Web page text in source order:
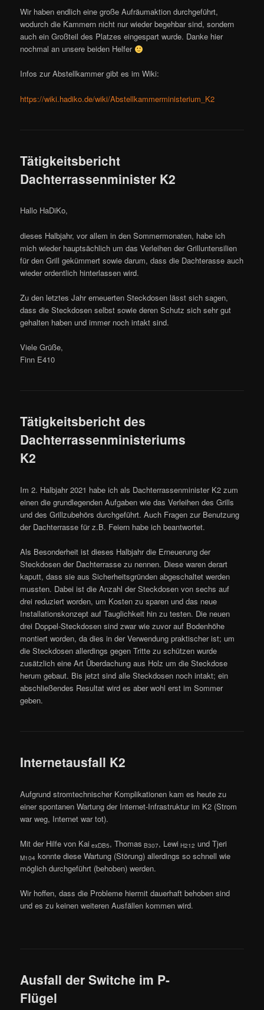
Wir haben endlich eine große Aufräumaktion durchgeführt,
wodurch die Kammern nicht nur wieder begehbar sind, sondern
auch ein Großteil des Platzes eingespart wurde. Danke hier
nochmal an unsere beiden Helfer
Infos zur Abstellkammer gibt es im Wiki:
https://wiki.hadiko.de/wiki/Abstellkammerministerium_K2
Tätigkeitsbericht
Dachterrassenminister K2
Hallo HaDiKo,
dieses Halbjahr, vor allem in den Sommermonaten, habe ich
mich wieder hauptsächlich um das Verleihen der Grilluntensilien
für den Grill gekümmert sowie darum, dass die Dachterasse auch
wieder ordentlich hinterlassen wird.
Zu den letztes Jahr erneuerten Steckdosen lässt sich sagen,
dass die Steckdosen selbst sowie deren Schutz sich sehr gut
gehalten haben und immer noch intakt sind.
Viele Grüße,
Finn E410
Tätigkeitsbericht des
Dachterrassenministeriums
K2
Im 2. Halbjahr 2021 habe ich als Dachterrassenminister K2 zum
einen die grundlegenden Aufgaben wie das Verleihen des Grills
und des Grillzubehörs durchgeführt. Auch Fragen zur Benutzung
der Dachterrasse für z.B. Feiern habe ich beantwortet.
Als Besonderheit ist dieses Halbjahr die Erneuerung der
Steckdosen der Dachterrasse zu nennen. Diese waren derart
kaputt, dass sie aus Sicherheitsgründen abgeschaltet werden
mussten. Dabei ist die Anzahl der Steckdosen von sechs auf
drei reduziert worden, um Kosten zu sparen und das neue
Installationskonzept auf Tauglichkeit hin zu testen. Die neuen
drei Doppel-Steckdosen sind zwar wie zuvor auf Bodenhöhe
montiert worden, da dies in der Verwendung praktischer ist; um
die Steckdosen allerdings gegen Tritte zu schützen wurde
zusätzlich eine Art Überdachung aus Holz um die Steckdose
herum gebaut. Bis jetzt sind alle Steckdosen noch intakt; ein
abschließendes Resultat wird es aber wohl erst im Sommer
geben.
Internetausfall K2
Aufgrund stromtechnischer Komplikationen kam es heute zu
einer spontanen Wartung der Internet-Infrastruktur im K2 (Strom
war weg, Internet war tot).
Mit der Hilfe von Kai exDB5, Thomas B307, Lewi H212 und Tjeri
M104 konnte diese Wartung (Störung) allerdings so schnell wie
möglich durchgeführt (behoben) werden.
Wir hoffen, dass die Probleme hiermit dauerhaft behoben sind
und es zu keinen weiteren Ausfällen kommen wird.
Ausfall der Switche im P-
Flügel